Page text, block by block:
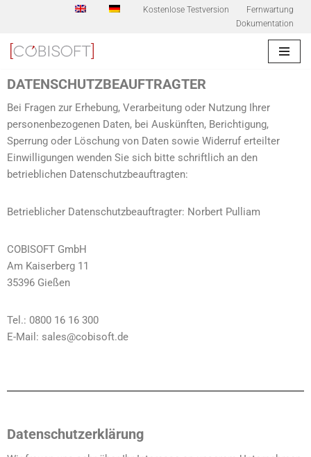
Inhalt
Kostenlose Testversion
Fernwartung
Dokumentation
DATENSCHUTZBEAUFTRAGTER
Bei Fragen zur Erhebung, Verarbeitung oder Nutzung Ihrer
personenbezogenen Daten, bei Auskünften, Berichtigung,
Sperrung oder Löschung von Daten sowie Widerruf erteilter
Einwilligungen wenden Sie sich bitte schriftlich an den
betrieblichen Datenschutzbeauftragten:
Betrieblicher Datenschutzbeauftragter: Norbert Pulliam
COBISOFT GmbH
Am Kaiserberg 11
35396 Gießen
Tel.: 0800 16 16 300
E-Mail: sales@cobisoft.de
Datenschutzerklärung